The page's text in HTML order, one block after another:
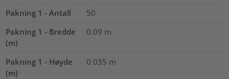
Pakning 1 - Antall
50
Pakning 1 - Bredde
(m)
0.09 m
Pakning 1 - Høyde
(m)
0.035 m